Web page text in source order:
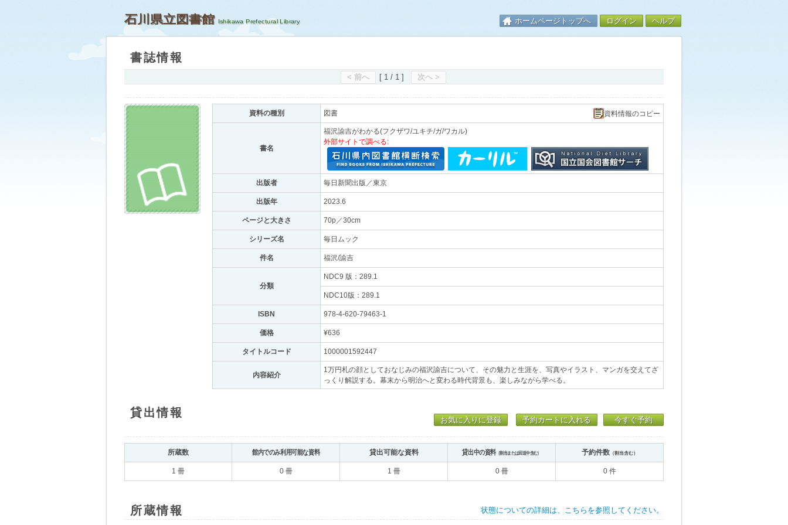
石川県立図書館 ホームページトップへ ログイン ヘルプ
書誌情報
< 前へ [ 1 / 1 ] 次へ >
資料の種別 図書 資料情報のコピー
書名
福沢諭吉がわかる(フクザワ/ユキチ/ガ/ワカル)
外部サイトで調べる:
出版者 毎日新聞出版／東京
出版年 2023.6
ページと大きさ 70p／30cm
シリーズ名 毎日ムック
件名 福沢/諭吉
分類
NDC9 版：289.1
NDC10版：289.1
ISBN 978-4-620-79463-1
価格 ¥636
タイトルコード 1000001592447
内容紹介
1万円札の顔としておなじみの福沢諭吉について、その魅力と生涯を、写真やイラスト、マンガを交えてざ
っくり解説する。幕末から明治へと変わる時代背景も、楽しみながら学べる。
貸出情報
お気に入りに登録 予約カートに入れる 今すぐ予約
所蔵数 館内でのみ利用可能な資料 貸出可能な資料 貸出中の資料（割当または回送中含む） 予約件数（割当含む）
1 冊 0 冊 1 冊 0 冊 0 件
所蔵情報 状態についての詳細は、こちらを参照してください。